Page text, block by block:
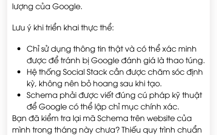
lượng của Google.
Lưu ý khi triển khai thực thể:
Chỉ sử dụng thông tin thật và có thể xác minh
được để tránh bị Google đánh giá là thao túng.
Hệ thống Social Stack cần được chăm sóc định
kỳ, không nên bỏ hoang sau khi tạo.
Schema phải được viết đúng cú pháp kỹ thuật
để Google có thể lập chỉ mục chính xác.
Bạn đã kiểm tra lại mã Schema trên website của
mình trong tháng này chưa? Thiếu quy trình chuẩn